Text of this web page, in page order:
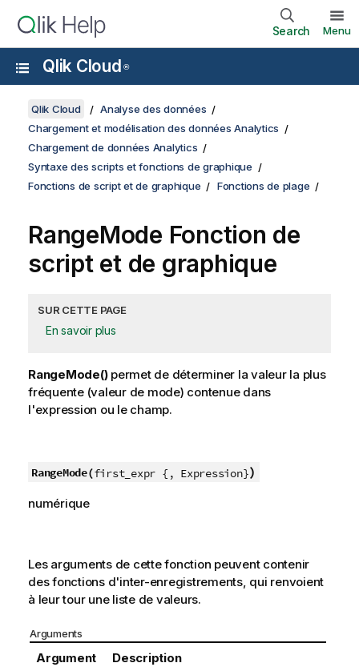
Search Menu
Qlik Cloud ®
Qlik Cloud
Analyse des données
Chargement et modélisation des données Analytics
Chargement de données Analytics
Syntaxe des scripts et fonctions de graphique
Fonctions de script et de graphique
Fonctions de plage
RangeMode Fonction de
script et de graphique
SUR CETTE PAGE
En savoir plus
RangeMode()permet de déterminer la valeur la plus
fréquente (valeur de mode) contenue dans
l'expression ou le champ.
RangeMode(first_expr {, Expression})
numérique
Les arguments de cette fonction peuvent contenir
des fonctions d'inter-enregistrements, qui renvoient
à leur tour une liste de valeurs.
Arguments
Argument Description